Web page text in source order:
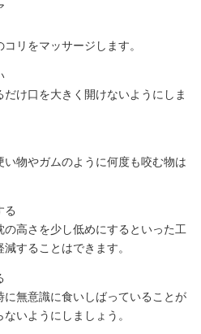
リをマッサージします。
け口を大きく開けないようにしま
物やガムのように何度も咬む物は
る
高さを少し低めにするといった工
することはできます。
無意識に食いしばっていることが
いようにしましょう。